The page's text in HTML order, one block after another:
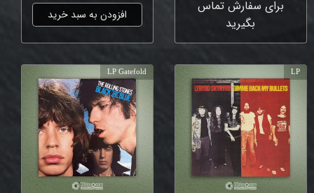
برای سفارش تماس
بگیرید
افزودن به سبد خرید
LP
LP Gatefold